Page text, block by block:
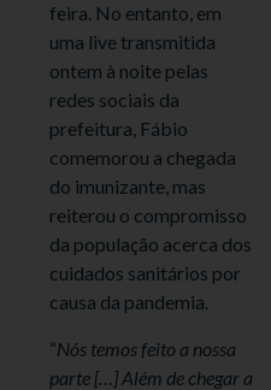
feira. No entanto, em
uma live transmitida
ontem à noite pelas
redes sociais da
prefeitura, Fábio
comemorou a chegada
do imunizante, mas
reiterou o compromisso
da população acerca dos
cuidados sanitários por
causa da pandemia.
“Nós temos feito a nossa
parte […] Além de chegar a